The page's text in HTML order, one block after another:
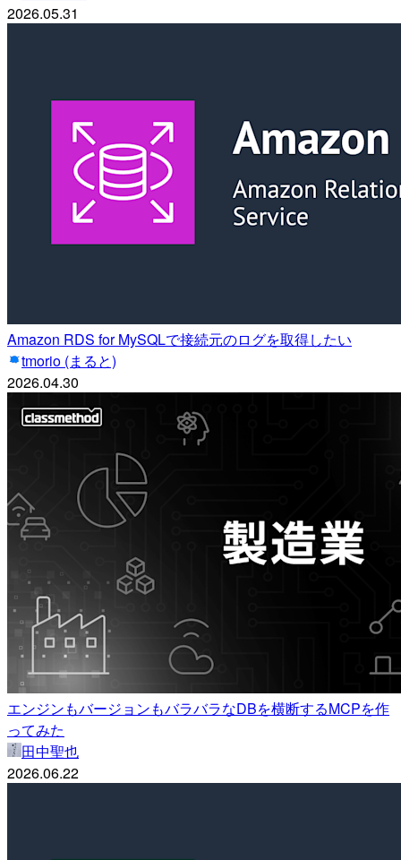
2026.05.31
Amazon RDS for MySQLで接続元のログを取得したい
tmorio (まると)
2026.04.30
エンジンもバージョンもバラバラなDBを横断するMCPを作
ってみた
田中聖也
2026.06.22